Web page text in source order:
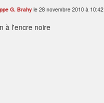
G. Brahyle 28 novembre 2010 à 10:42
à l'encre noire